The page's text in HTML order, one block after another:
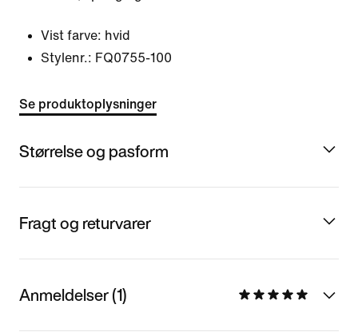
Vist farve: hvid
Stylenr.: FQ0755-100
Se produktoplysninger
Størrelse og pasform
Fragt og returvarer
Anmeldelser (1)